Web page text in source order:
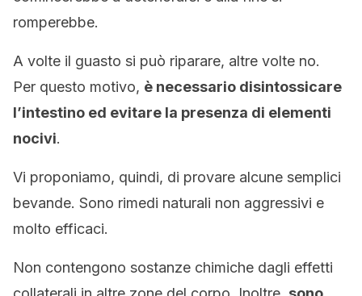
romperebbe.
A volte il guasto si può riparare, altre volte no.
Per questo motivo, è necessario disintossicare
l’intestino ed evitare la presenza di elementi
nocivi.
Vi proponiamo, quindi, di provare alcune semplici
bevande. Sono rimedi naturali non aggressivi e
molto efficaci.
Non contengono sostanze chimiche dagli effetti